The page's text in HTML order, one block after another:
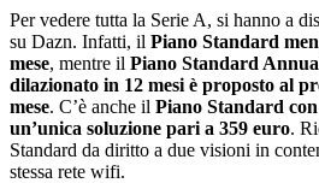
Per vedere tutta la Serie A, si hanno a
su Dazn. Infatti, il Piano Standard
mese, mentre il Piano Standard
dilazionato in 12 mesi è proposto al
mese. C’è anche il Piano Standard
un’unica soluzione pari a 359 euro.
Standard da diritto a due visioni in
stessa rete wifi.